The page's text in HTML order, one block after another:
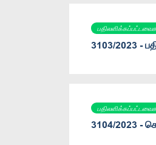
3103/2023 -
3104/2023 -